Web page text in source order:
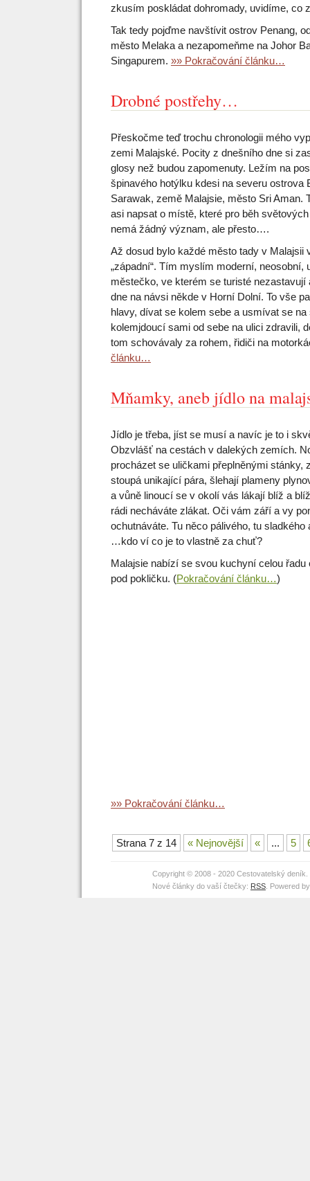
zkusím poskládat dohromady, uvidíme, co
Tak tedy pojďme navštívit ostrov Penang,
město Melaka a nezapomeňme na Johor
Singapurem. »» Pokračování článku…
Drobné postřehy…
Přeskočme teď trochu chronologii mého
zemi Malajské. Pocity z dnešního dne si
glosy než budou zapomenuty. Ležím na
špinavého hotýlku kdesi na severu ostrova
Sarawak, země Malajsie, město Sri Aman.
asi napsat o místě, které pro běh
nemá žádný význam, ale přesto….
Až dosud bylo každé město tady v Malajsii
„západní“. Tím myslím moderní, neosobní,
městečko, ve kterém se turisté nezastavují
dne na návsi někde v Horní Dolní. To vše
hlavy, dívat se kolem sebe a usmívat se
kolemjdoucí sami od sebe na ulici zdravili,
tom schovávaly za rohem, řidiči na
článku…
Mňamky, aneb jídlo na
Jídlo je třeba, jíst se musí a navíc je to i
Obzvlášť na cestách v dalekých zemích.
procházet se uličkami přeplněnými stánky,
stoupá unikající pára, šlehají plameny
a vůně linoucí se v okolí vás lákají blíž a
rádi necháváte zlákat. Oči vám září a vy
ochutnáváte. Tu něco pálivého, tu sladkého
…kdo ví co je to vlastně za chuť?
Malajsie nabízí se svou kuchyní celou
pod pokličku. (Pokračování článku…)
»» Pokračování článku…
Strana 7 z 14 « Nejnovější « ... 5
Copyright © 2008 - 2020 Cestovatelský
Nové články do vaší čtečky: RSS . Powered